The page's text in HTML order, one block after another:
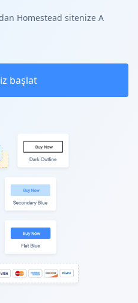
Homestead sitenize A
başlat